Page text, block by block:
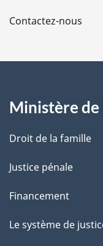
a
e
Contactez-nous
Ministère de
Droit de la famille
Justice pénale
Financement
Le système de